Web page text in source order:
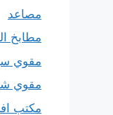
مصاعد
مطابخ
مقوي
مقوي
مكتب